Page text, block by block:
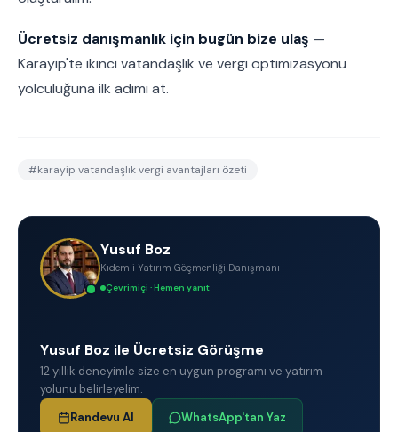
Ücretsiz danışmanlık için bugün bize ulaş —
Karayip'te ikinci vatandaşlık ve vergi optimizasyonu
yolculuğuna ilk adımı at.
#karayip vatandaşlık vergi avantajları özeti
Yusuf Boz
Kıdemli Yatırım Göçmenliği Danışmanı
Çevrimiçi · Hemen yanıt
Yusuf Boz ile Ücretsiz Görüşme
12 yıllık deneyimle size en uygun programı ve yatırım
yolunu belirleyelim.
Randevu Al
WhatsApp'tan Yaz